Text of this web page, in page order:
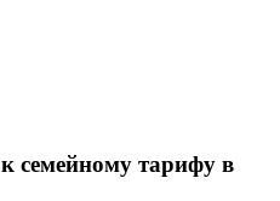
семейному тарифу в